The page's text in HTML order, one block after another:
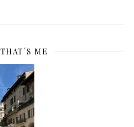
THAT´S ME